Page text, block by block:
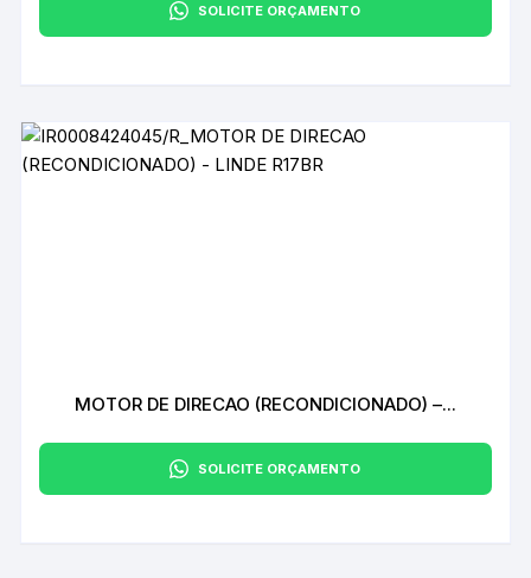
SOLICITE ORÇAMENTO
MOTOR DE DIRECAO (RECONDICIONADO) –...
SOLICITE ORÇAMENTO